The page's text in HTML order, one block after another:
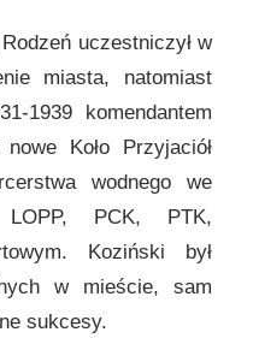
uczestniczył w
miasta, natomiast
1939 komendantem
Koło Przyjaciół
wodnego we
LOPP, PCK, PTK,
Koziński był
w mieście, sam
sukcesy.